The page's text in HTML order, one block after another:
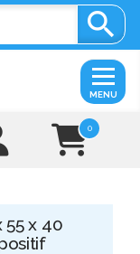

0
MENU
55 x 40